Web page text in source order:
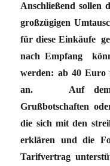
Anschließend sollen
großzügigen
für diese Einkäufe
nach Empfang
werden: ab 40 Euro
an. Auf dem
Grußbotschaften
die sich mit den
erklären und die
Tarifvertrag